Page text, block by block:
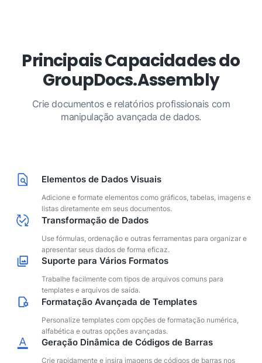
Principais Capacidades do
GroupDocs.Assembly
Crie documentos e relatórios profissionais com
manipulação avançada de dados.
Elementos de Dados Visuais
Adicione e formate elementos como gráficos, tabelas, imagens e
listas diretamente em seus documentos.
Transformação de Dados
Use fórmulas, ordenação e outras ferramentas para organizar e
apresentar seus dados de forma eficaz.
Suporte para Vários Formatos
Trabalhe facilmente com tipos de arquivos comuns para
templates e arquivos de saída.
Formatação Avançada de Templates
Personalize templates com opções de formatação numérica,
alfabética e outras opções avançadas.
Geração Dinâmica de Códigos de Barras
Crie rapidamente e insira imagens de códigos de barras nos